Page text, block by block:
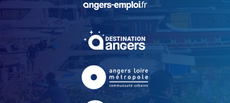
, Ouvre une nouvelle
, Ouvre une nouvelle